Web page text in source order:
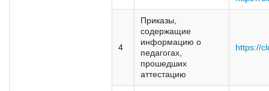
4
Приказы,
содержащие
информацию о
педагогах,
прошедших
аттестацию
https://